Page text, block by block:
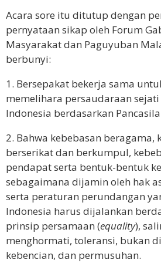
Acara sore itu ditutup dengan
pernyataan sikap oleh Forum
Masyarakat dan Paguyuban
berbunyi:
1. Bersepakat bekerja sama
memelihara persaudaraan
Indonesia berdasarkan
2. Bahwa kebebasan beragama,
berserikat dan berkumpul,
pendapat serta bentuk-bentuk
sebagaimana dijamin oleh hak
serta peraturan perundangan
Indonesia harus dijalankan
prinsip persamaan (equality),
menghormati, toleransi, bukan
kebencian, dan permusuhan.